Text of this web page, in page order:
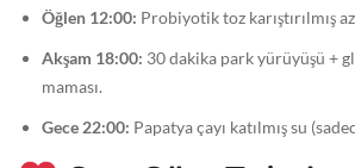
Öğlen 12:00: Probiyotik toz karıştırılmış
Akşam 18:00: 30 dakika park yürüyüşü +
maması.
Gece 22:00: Papatya çayı katılmış su